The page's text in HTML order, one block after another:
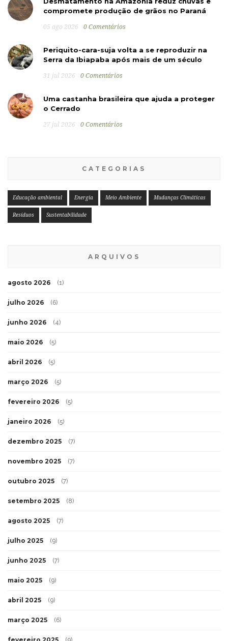
compromete produção de grãos no Paraná
05 ago 2026 0 Comentários
Periquito-cara-suja volta a se reproduzir na
Serra da Ibiapaba após mais de um século
31 jul 2026 0 Comentários
Uma castanha brasileira que ajuda a proteger
o Cerrado
27 jul 2026 0 Comentários
CATEGORIAS
Educação ambiental Energia Meio Ambiente Mudanças Climáticas
Resíduos Sustentabilidade
ARQUIVOS
agosto 2026 (1)
julho 2026 (6)
junho 2026 (4)
maio 2026 (5)
abril 2026 (5)
março 2026 (5)
fevereiro 2026 (5)
janeiro 2026 (5)
dezembro 2025 (7)
novembro 2025 (7)
outubro 2025 (7)
setembro 2025 (8)
agosto 2025 (7)
julho 2025 (9)
junho 2025 (7)
maio 2025 (9)
abril 2025 (9)
março 2025 (6)